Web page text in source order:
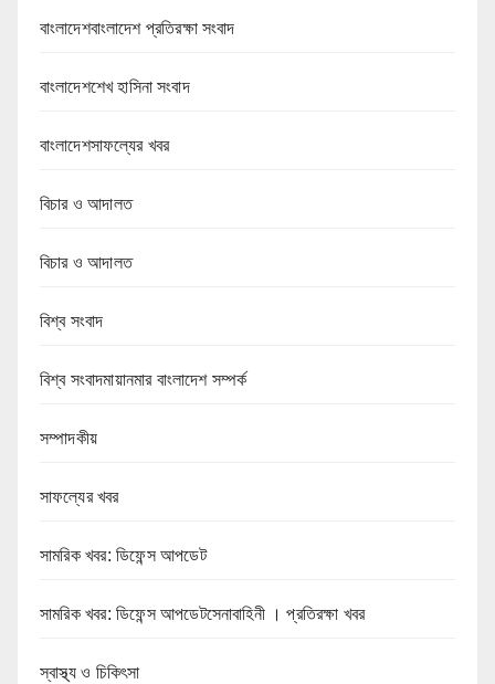
বাংলাদেশবাংলাদেশ প্রতিরক্ষা সংবাদ
বাংলাদেশশেখ হাসিনা সংবাদ
বাংলাদেশসাফল্যের খবর
বিচার ও আদালত
বিচার ও আদালত
বিশ্ব সংবাদ
বিশ্ব সংবাদমায়ানমার বাংলাদেশ সম্পর্ক
সম্পাদকীয়
সাফল্যের খবর
সামরিক খবর: ডিফেন্স আপডেট
সামরিক খবর: ডিফেন্স আপডেটসেনাবাহিনী । প্রতিরক্ষা খবর
স্বাস্থ্য ও চিকিৎসা